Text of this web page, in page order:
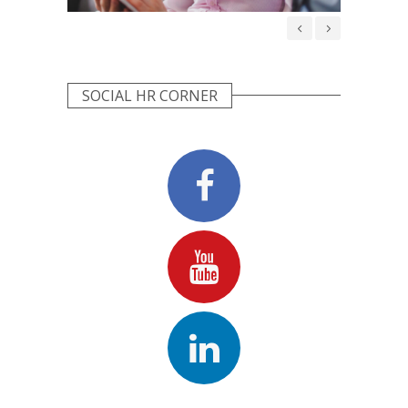
WIDOCZNE
SOCIAL HR CORNER